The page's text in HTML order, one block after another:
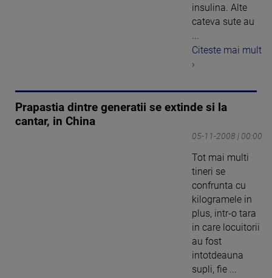
insulina. Alte
cateva sute au
...
Citeste mai mult
›
Prapastia dintre generatii se extinde si la
cantar, in China
05-11-2008 | 00:00
Tot mai multi
tineri se
confrunta cu
kilogramele in
plus, intr-o tara
in care locuitorii
au fost
intotdeauna
supli, fie ...